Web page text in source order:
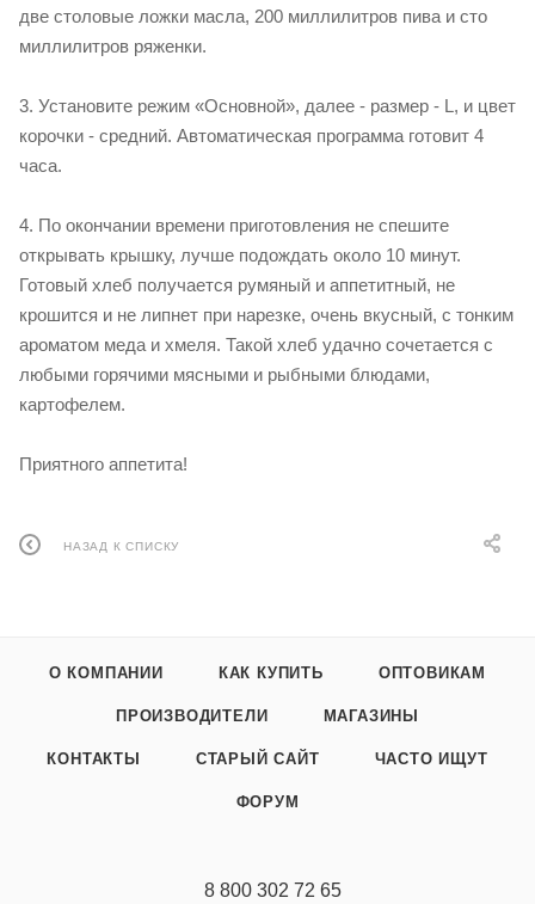
две столовые ложки масла, 200 миллилитров пива и сто
миллилитров ряженки.
3. Установите режим «Основной», далее - размер - L, и цвет
корочки - средний. Автоматическая программа готовит 4
часа.
4. По окончании времени приготовления не спешите
открывать крышку, лучше подождать около 10 минут.
Готовый хлеб получается румяный и аппетитный, не
крошится и не липнет при нарезке, очень вкусный, с тонким
ароматом меда и хмеля. Такой хлеб удачно сочетается с
любыми горячими мясными и рыбными блюдами,
картофелем.
Приятного аппетита!
НАЗАД К СПИСКУ
О КОМПАНИИ КАК КУПИТЬ ОПТОВИКАМ
ПРОИЗВОДИТЕЛИ МАГАЗИНЫ
КОНТАКТЫ СТАРЫЙ САЙТ ЧАСТО ИЩУТ
ФОРУМ
8 800 302 72 65